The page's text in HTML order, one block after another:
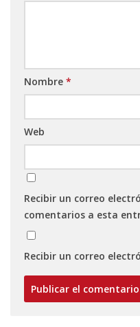
Nombre *
Web
Recibir un correo
comentarios a esta
Recibir un correo